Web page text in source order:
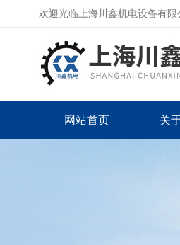
欢迎光临上海川鑫机电设备有限
网站首页 关